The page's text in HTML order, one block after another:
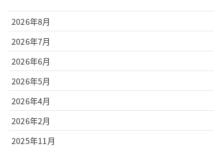
2026年8月
2026年7月
2026年6月
2026年5月
2026年4月
2026年2月
2025年11月